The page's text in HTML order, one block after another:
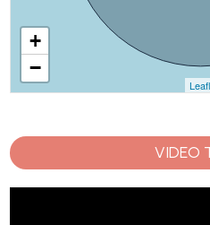
+
−
VIDEO